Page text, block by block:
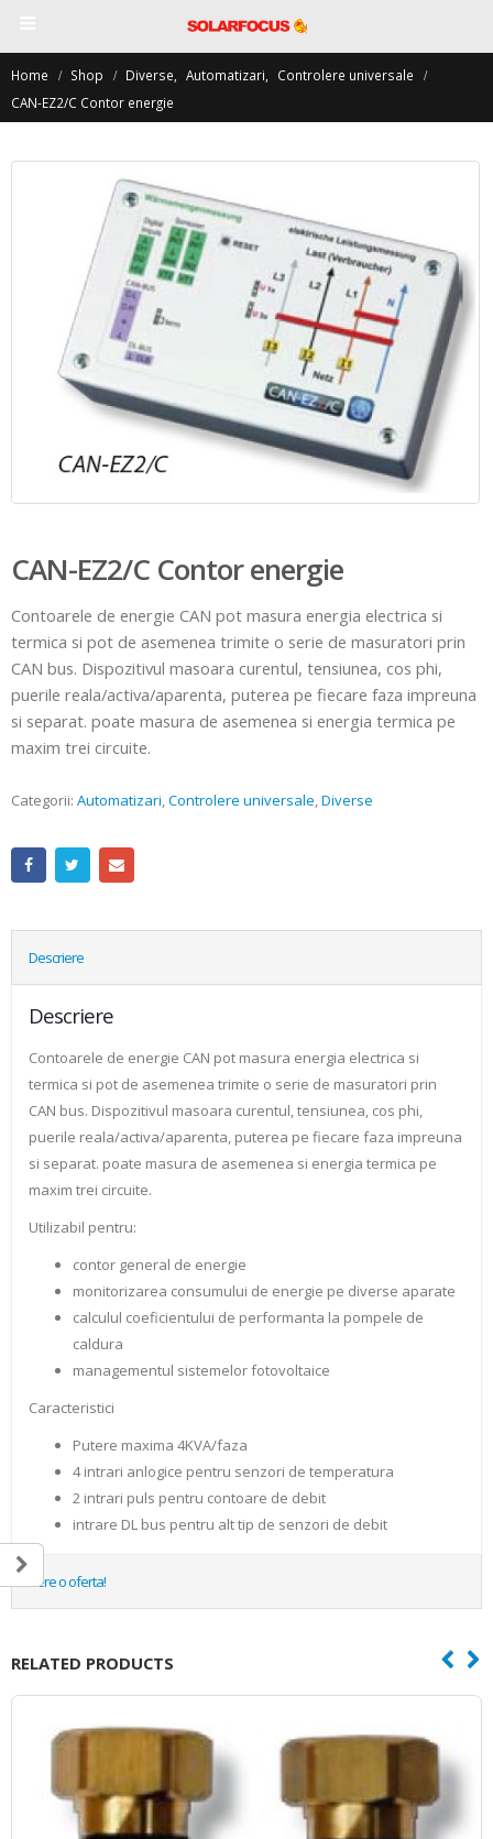
Home Shop Diverse Automatizari
Controlere universale
CAN-EZ2/C Contor energie
CAN-EZ2/C Contor energie
Contoarele de energie CAN pot masura energia electrica si
termica si pot de asemenea trimite o serie de masuratori prin
CAN bus. Dispozitivul masoara curentul, tensiunea, cos phi,
puerile reala/activa/aparenta, puterea pe fiecare faza impreuna
si separat. poate masura de asemenea si energia termica pe
maxim trei circuite.
Categorii: Automatizari,Controlere universale,Diverse
Descriere
Descriere
Contoarele de energie CAN pot masura energia electrica si
termica si pot de asemenea trimite o serie de masuratori prin
CAN bus. Dispozitivul masoara curentul, tensiunea, cos phi,
puerile reala/activa/aparenta, puterea pe fiecare faza impreuna
si separat. poate masura de asemenea si energia termica pe
maxim trei circuite.
Utilizabil pentru:
contor general de energie
monitorizarea consumului de energie pe diverse aparate
calculul coeficientului de performanta la pompele de
caldura
managementul sistemelor fotovoltaice
Caracteristici
Putere maxima 4KVA/faza
4 intrari anlogice pentru senzori de temperatura
2 intrari puls pentru contoare de debit
intrare DL bus pentru alt tip de senzori de debit
Cere o oferta!
RELATED PRODUCTS